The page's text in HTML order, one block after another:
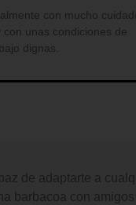
con mucho
con unas condiciones de
dignas.
de adaptarte a
barbacoa con